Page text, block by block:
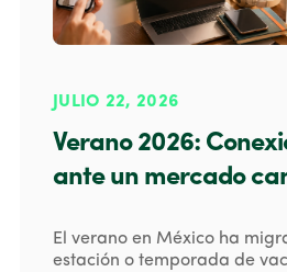
JULIO 22, 2026
Verano 2026:
ante un mercado
El verano en México ha
estación o temporada de